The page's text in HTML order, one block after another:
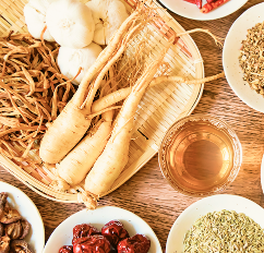
水出しお試しルイボスカモミール仙鶴草
予算・価格で探す
〜
茶葉を選択
健康茶 ハーブティー